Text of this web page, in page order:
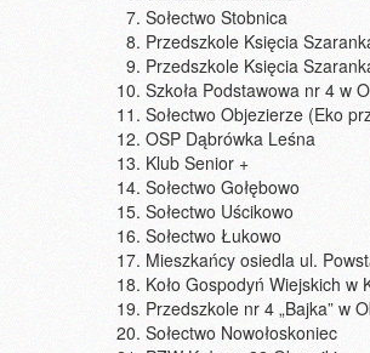
Sołectwo Stobnica
Przedszkole Księcia
Przedszkole Księcia
Szkoła Podstawowa nr 4 w
Sołectwo Objezierze (Eko
OSP Dąbrówka Leśna
Klub Senior +
Sołectwo Gołębowo
Sołectwo Uścikowo
Sołectwo Łukowo
Mieszkańcy osiedla ul.
Koło Gospodyń Wiejskich w
Przedszkole nr 4 „Bajka” w
Sołectwo Nowołoskoniec